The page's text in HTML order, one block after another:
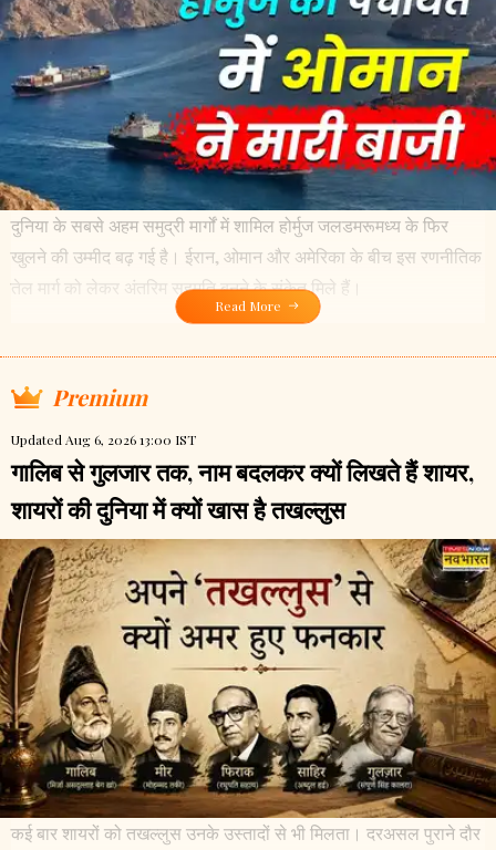
दुनिया के सबसे अहम समुद्री मार्गों में शामिल होर्मुज जलडमरूमध्य के फिर
खुलने की उम्मीद बढ़ गई है। ईरान, ओमान और अमेरिका के बीच इस रणनीतिक
तेल मार्ग को लेकर अंतरिम सहमति बनने के संकेत मिले हैं।
Read More
Premium
Updated Aug 6, 2026 13:00 IST
गालिब से गुलजार तक, नाम बदलकर क्यों लिखते हैं शायर,
शायरों की दुनिया में क्यों खास है तखल्लुस
कई बार शायरों को तखल्लुस उनके उस्तादों से भी मिलता। दरअसल पुराने दौर